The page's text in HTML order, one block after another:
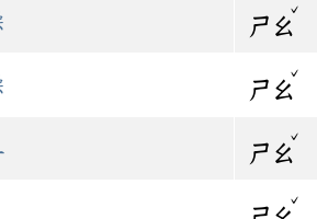
ㄕㄠ
ˇ
ㄕㄠ
ˇ
ㄕㄠ
ˇ
ˇ